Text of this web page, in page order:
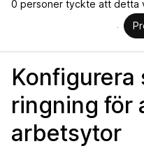
0 personer tyckte att detta
Konfigurera
ringning för
arbetsytor